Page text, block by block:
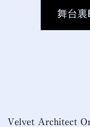
舞台
Velvet Architect